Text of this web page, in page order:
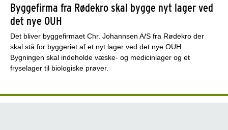
Byggefirma fra Rødekro skal bygge nyt lager ved
det nye OUH
Det bliver byggefirmaet Chr. Johannsen A/S fra Rødekro der
skal stå for byggeriet af et nyt lager ved det nye OUH.
Bygningen skal indeholde væske- og medicinlager og et
fryselager til biologiske prøver.